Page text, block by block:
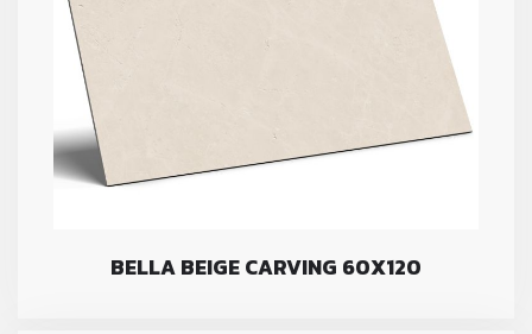
BELLA BEIGE CARVING 60X120